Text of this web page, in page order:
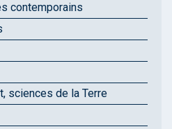
contemporains
sciences de la Terre